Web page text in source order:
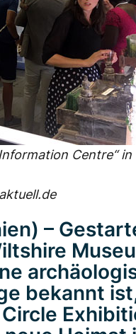
Centre“ in
–
bekannt